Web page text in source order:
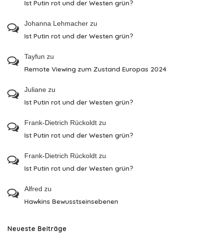
Ist Putin rot und der Westen grün?
Johanna Lehmacher zu
Ist Putin rot und der Westen grün?
Tayfun zu
Remote Viewing zum Zustand Europas 2024
Juliane zu
Ist Putin rot und der Westen grün?
Frank-Dietrich Rückoldt zu
Ist Putin rot und der Westen grün?
Frank-Dietrich Rückoldt zu
Ist Putin rot und der Westen grün?
Alfred zu
Hawkins Bewusstseinsebenen
Neueste Beiträge